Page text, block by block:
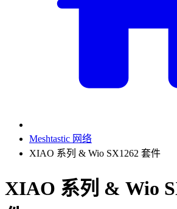
Meshtastic 网络
XIAO 系列 & Wio SX1262 套件
XIAO 系列 & Wio